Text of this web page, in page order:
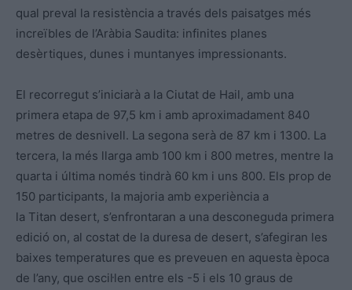
qual preval la resistència a través dels paisatges més
increïbles de l’Aràbia Saudita: infinites planes
desèrtiques, dunes i muntanyes impressionants.
El recorregut s’iniciarà a la Ciutat de Hail, amb una
primera etapa de 97,5 km i amb aproximadament 840
metres de desnivell. La segona serà de 87 km i 1300. La
tercera, la més llarga amb 100 km i 800 metres, mentre la
quarta i última només tindrà 60 km i uns 800. Els prop de
150 participants, la majoria amb experiència a
la Titan desert, s’enfrontaran a una desconeguda primera
edició on, al costat de la duresa de desert, s’afegiran les
baixes temperatures que es preveuen en aquesta època
de l’any, que oscil·len entre els -5 i els 10 graus de